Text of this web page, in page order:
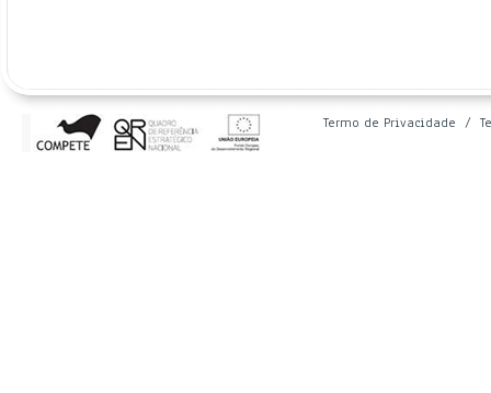
Termo de Privacidade /